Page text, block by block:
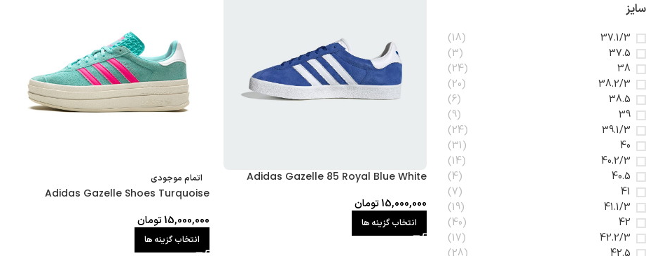
سایز
37.1/3
(18)
37.5
(3)
38
(24)
38.2/3
(20)
38.5
(6)
39
(9)
39.1/3
(24)
40
(31)
40.2/3
(14)
40.5
(4)
41
(7)
41.1/3
(19)
42
(40)
42.2/3
(17)
Adidas Gazelle 85 Royal Blue White
15,000,000تومان
انتخاب گزینه ها
اتمام موجودی
Adidas Gazelle Shoes Turquoise
15,000,000تومان
انتخاب گزینه ها